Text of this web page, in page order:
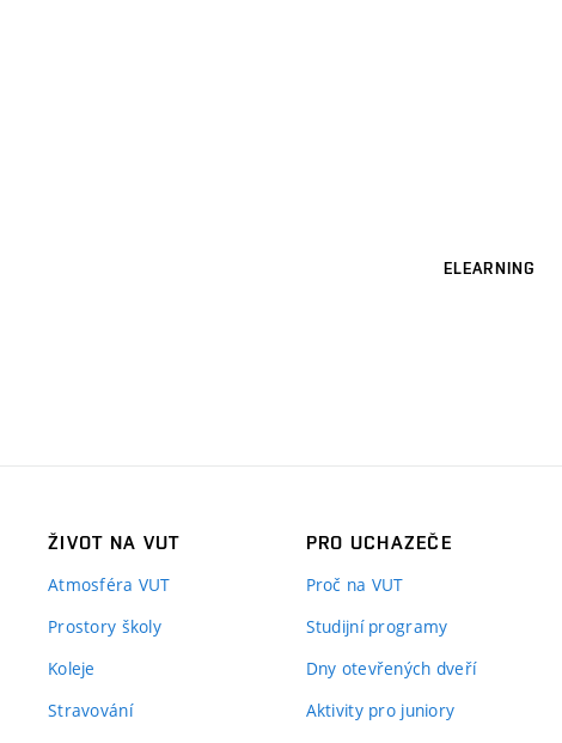
ELEARNING
ŽIVOT NA VUT
Atmosféra VUT
Prostory školy
Koleje
Stravování
PRO UCHAZEČE
Proč na VUT
Studijní programy
Dny otevřených dveří
Aktivity pro juniory